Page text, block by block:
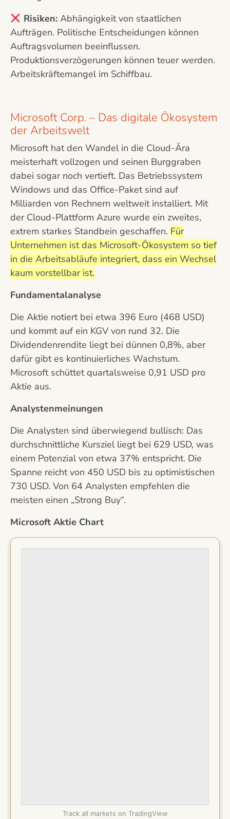
Risiken:Abhängigkeit von staatlichen
Aufträgen. Politische Entscheidungen können
Auftragsvolumen beeinflussen.
Produktionsverzögerungen können teuer werden.
Arbeitskräftemangel im Schiffbau.
Microsoft Corp. – Das digitale Ökosystem
der Arbeitswelt
Microsoft hat den Wandel in die Cloud-Ära
meisterhaft vollzogen und seinen Burggraben
dabei sogar noch vertieft. Das Betriebssystem
Windows und das Office-Paket sind auf
Milliarden von Rechnern weltweit installiert. Mit
der Cloud-Plattform Azure wurde ein zweites,
extrem starkes Standbein geschaffen. Für
Unternehmen ist das Microsoft-Ökosystem so tief
in die Arbeitsabläufe integriert, dass ein Wechsel
kaum vorstellbar ist.
Fundamentalanalyse
Die Aktie notiert bei etwa 396 Euro (468 USD)
und kommt auf ein KGV von rund 32. Die
Dividendenrendite liegt bei dünnen 0,8%, aber
dafür gibt es kontinuierliches Wachstum.
Microsoft schüttet quartalsweise 0,91 USD pro
Aktie aus.
Analystenmeinungen
Die Analysten sind überwiegend bullisch: Das
durchschnittliche Kursziel liegt bei 629 USD, was
einem Potenzial von etwa 37% entspricht. Die
Spanne reicht von 450 USD bis zu optimistischen
730 USD. Von 64 Analysten empfehlen die
meisten einen „Strong Buy“.
Microsoft Aktie Chart
Track all markets on TradingView